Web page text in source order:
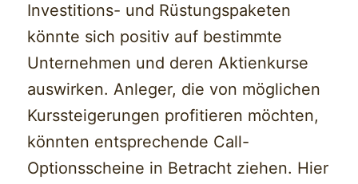
Investitions- und Rüstungspaketen
könnte sich positiv auf bestimmte
Unternehmen und deren Aktienkurse
auswirken. Anleger, die von möglichen
Kurssteigerungen profitieren möchten,
könnten entsprechende Call-
Optionsscheine in Betracht ziehen. Hier